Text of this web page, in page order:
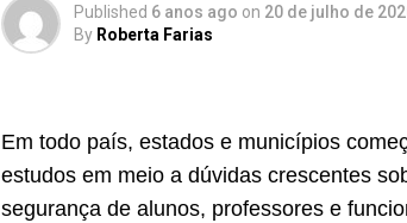
Published 6 anos ago on 20 de julho de
By Roberta Farias
Em todo país, estados e municípios
estudos em meio a dúvidas crescentes
segurança de alunos, professores e